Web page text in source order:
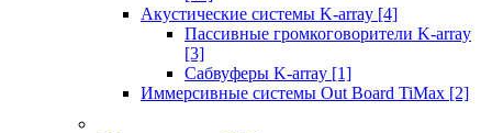
Акустические системы K-array [4]
Пассивные громкоговорители K-array
[3]
Сабвуферы K-array [1]
Иммерсивные системы Out Board TiMax [2]